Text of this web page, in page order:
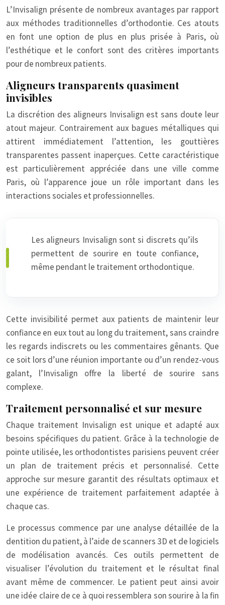
L’Invisalign présente de nombreux avantages par rapport
aux méthodes traditionnelles d’orthodontie. Ces atouts
en font une option de plus en plus prisée à Paris, où
l’esthétique et le confort sont des critères importants
pour de nombreux patients.
Aligneurs transparents quasiment
invisibles
La discrétion des aligneurs Invisalign est sans doute leur
atout majeur. Contrairement aux bagues métalliques qui
attirent immédiatement l’attention, les gouttières
transparentes passent inaperçues. Cette caractéristique
est particulièrement appréciée dans une ville comme
Paris, où l’apparence joue un rôle important dans les
interactions sociales et professionnelles.
Les aligneurs Invisalign sont si discrets qu’ils
permettent de sourire en toute confiance,
même pendant le traitement orthodontique.
Cette invisibilité permet aux patients de maintenir leur
confiance en eux tout au long du traitement, sans craindre
les regards indiscrets ou les commentaires gênants. Que
ce soit lors d’une réunion importante ou d’un rendez-vous
galant, l’Invisalign offre la liberté de sourire sans
complexe.
Traitement personnalisé et sur mesure
Chaque traitement Invisalign est unique et adapté aux
besoins spécifiques du patient. Grâce à la technologie de
pointe utilisée, les orthodontistes parisiens peuvent créer
un plan de traitement précis et personnalisé. Cette
approche sur mesure garantit des résultats optimaux et
une expérience de traitement parfaitement adaptée à
chaque cas.
Le processus commence par une analyse détaillée de la
dentition du patient, à l’aide de scanners 3D et de logiciels
de modélisation avancés. Ces outils permettent de
visualiser l’évolution du traitement et le résultat final
avant même de commencer. Le patient peut ainsi avoir
une idée claire de ce à quoi ressemblera son sourire à la fin